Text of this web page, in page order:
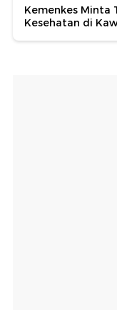
Kemenkes Minta
Kesehatan di